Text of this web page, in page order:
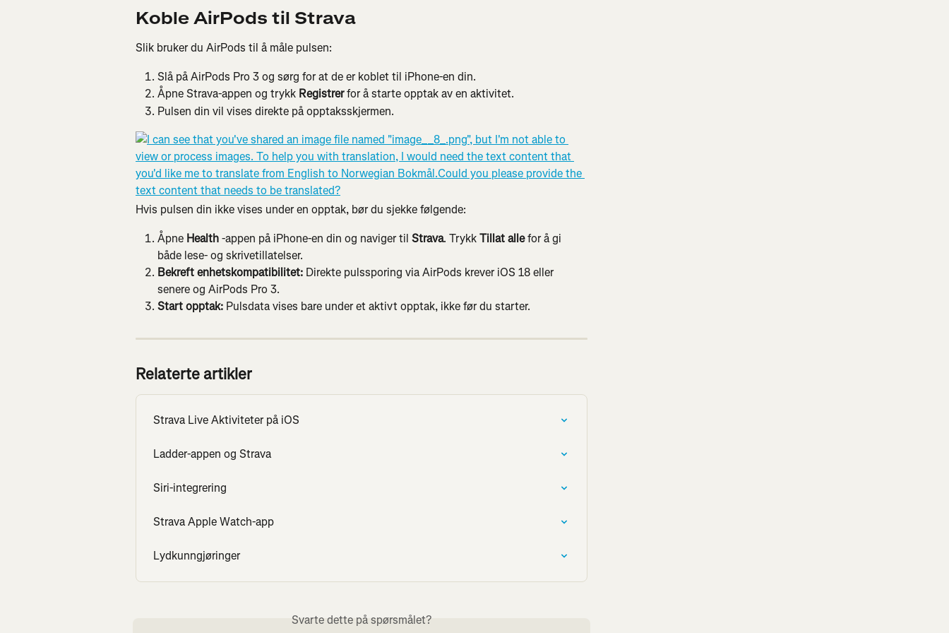
Koble AirPods til Strava
Slik bruker du AirPods til å måle pulsen:
Slå på AirPods Pro 3 og sørg for at de er koblet til iPhone-en din.
Åpne Strava-appen og trykk Registrer for å starte opptak av en aktivitet.
Pulsen din vil vises direkte på opptaksskjermen.
Hvis pulsen din ikke vises under en opptak, bør du sjekke følgende:
Åpne Health -appen på iPhone-en din og naviger til Strava. Trykk Tillat alle for å gi
både lese- og skrivetillatelser.
Bekreft enhetskompatibilitet: Direkte pulssporing via AirPods krever iOS 18 eller
senere og AirPods Pro 3.
Start opptak: Pulsdata vises bare under et aktivt opptak, ikke før du starter.
Relaterte artikler
Strava Live Aktiviteter på iOS
Ladder-appen og Strava
Siri-integrering
Strava Apple Watch-app
Lydkunngjøringer
Svarte dette på spørsmålet?